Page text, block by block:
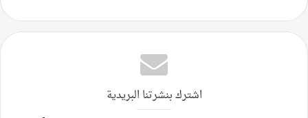
اشترك بنشرتنا البريدية